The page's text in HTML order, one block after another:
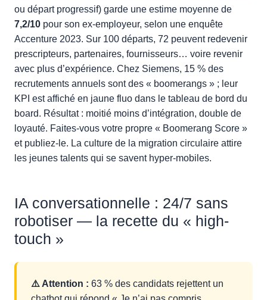
ou départ progressif) garde une estime moyenne de
7,2/10 pour son ex-employeur, selon une enquête
Accenture 2023. Sur 100 départs, 72 peuvent redevenir
prescripteurs, partenaires, fournisseurs… voire revenir
avec plus d’expérience. Chez Siemens, 15 % des
recrutements annuels sont des « boomerangs » ; leur
KPI est affiché en jaune fluo dans le tableau de bord du
board. Résultat : moitié moins d’intégration, double de
loyauté. Faites-vous votre propre « Boomerang Score »
et publiez-le. La culture de la migration circulaire attire
les jeunes talents qui se savent hyper-mobiles.
IA conversationnelle : 24/7 sans
robotiser — la recette du « high-
touch »
⚠️ Attention : 63 % des candidats rejettent un